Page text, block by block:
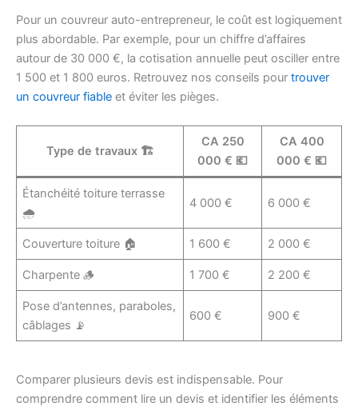
Pour un couvreur auto-entrepreneur, le coût est logiquement
plus abordable. Par exemple, pour un chiffre d’affaires
autour de 30 000 €, la cotisation annuelle peut osciller entre
1 500 et 1 800 euros. Retrouvez nos conseils pour trouver
un couvreur fiable et éviter les pièges.
Type de travaux 🏗️
CA 250
000 € 💶
CA 400
000 € 💶
Étanchéité toiture terrasse
🌧️
4 000 € 6 000 €
Couverture toiture 🏠 1 600 € 2 000 €
Charpente 🪵 1 700 € 2 200 €
Pose d’antennes, paraboles,
câblages 📡
600 € 900 €
Comparer plusieurs devis est indispensable. Pour
comprendre comment lire un devis et identifier les éléments